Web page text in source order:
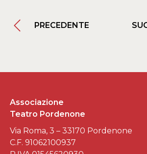
PRECEDENTE
Associazione
Teatro Pordenone
Via Roma, 3 – 33170 Pordenone
C.F. 91062100937